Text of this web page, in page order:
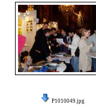
P1010049.jpg